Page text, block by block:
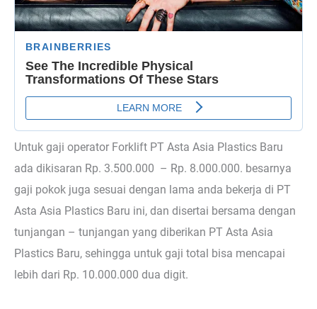
Untuk gaji operator Forklift PT Asta Asia Plastics Baru
ada dikisaran Rp. 3.500.000 – Rp. 8.000.000. besarnya
gaji pokok juga sesuai dengan lama anda bekerja di PT
Asta Asia Plastics Baru ini, dan disertai bersama dengan
tunjangan – tunjangan yang diberikan PT Asta Asia
Plastics Baru, sehingga untuk gaji total bisa mencapai
lebih dari Rp. 10.000.000 dua digit.